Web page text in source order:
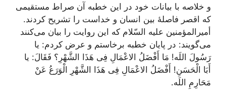
و خلاصه‌ با بیانات‌ خود در این‌ خطبه‌ آن‌ صراط‌ مستقیمی‌
که‌ اقصر فاصلۀ بین‌ انسان‌ و خداست‌ را تشریح‌ کردند.
أمیرالمؤمنین‌ علیه‌ السّلام‌ که‌ این‌ روایت‌ را بیان‌ می‌کنند
می‌گویند: در پایان‌ خطبه‌ برخاستم‌ و عرض‌ کردم‌: یا
رَسُولَ اللَه! مَا أَفْضَلُ الاعْمَالِ فِی‌ هَذَا الشَّهْرِ؟ فَقَالَ: یا
أَبَا الْحَسَنِ! أَفْضَلُ الاعْمَالِ فِی‌ هَذَا الشَّهْرِ الْوَرَعُ عَنْ
مَحَارِمِ اللَه.